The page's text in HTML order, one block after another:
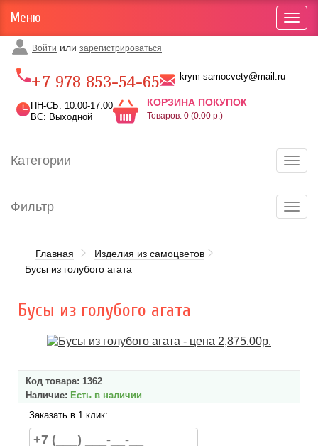
Войти или зарегистрироваться
+7 978 853-54-65 krym-samocvety@mail.ru
ПН-СБ: 10:00-17:00
ВС: Выходной
КОРЗИНА ПОКУПОК
Товаров: 0 (0.00 р.)
Меню
Категории
Фильтр
Главная
Изделия из самоцветов
Бусы из голубого агата
Бусы из голубого агата
Код товара: 1362
Наличие: Есть в наличии
Заказать в 1 клик: